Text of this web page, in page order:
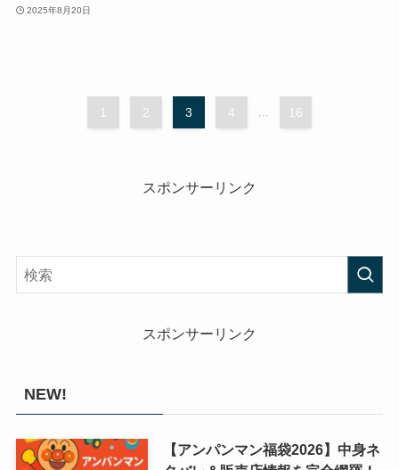
2025年8月20日
1 2 3 4 16
スポンサーリンク
スポンサーリンク
NEW!
【アンパンマン福袋2026】中身ネ